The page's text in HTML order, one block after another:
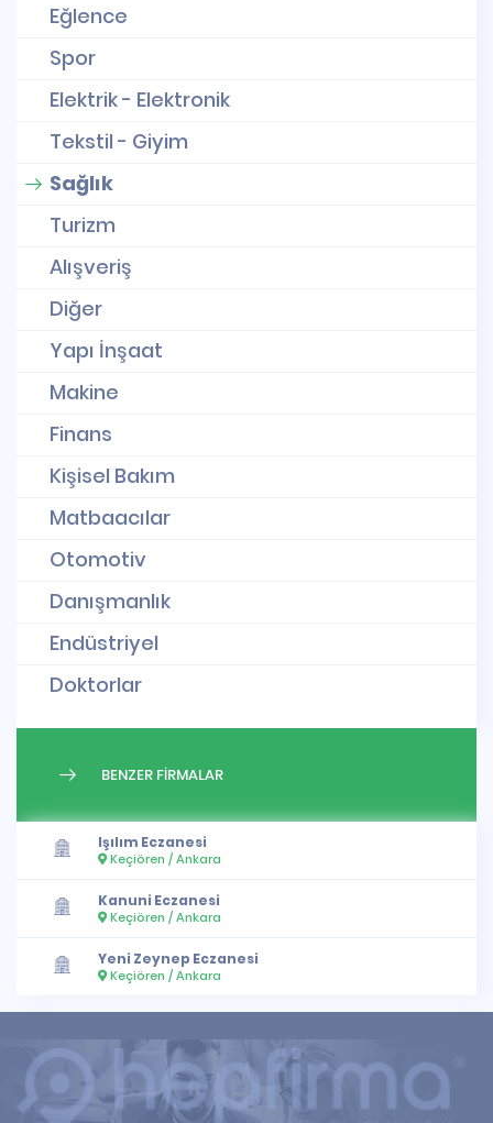
Eğlence
Spor
Elektrik - Elektronik
Tekstil - Giyim
Sağlık
Turizm
Alışveriş
Diğer
Yapı İnşaat
Makine
Finans
Kişisel Bakım
Matbaacılar
Otomotiv
Danışmanlık
Endüstriyel
Doktorlar
BENZER FİRMALAR
Işılım Eczanesi
Keçiören / Ankara
Kanuni Eczanesi
Keçiören / Ankara
Yeni Zeynep Eczanesi
Keçiören / Ankara